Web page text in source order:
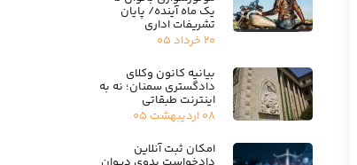
یک ماه آینده/ پایان
تشریفات اداری
۲۰ خرداد ۰۵
بیانیه کانون وکلای
دادگستری سمنان؛ نه به
اینترنت طبقاتی
۰۸ اردیبهشت ۰۵
امکان ثبت آنلاین